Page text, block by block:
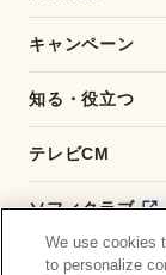
キャンペーン
知る・役立つ
テレビCM
ソフィクラブ
かんたん応募サ
We use cookies
to personalize